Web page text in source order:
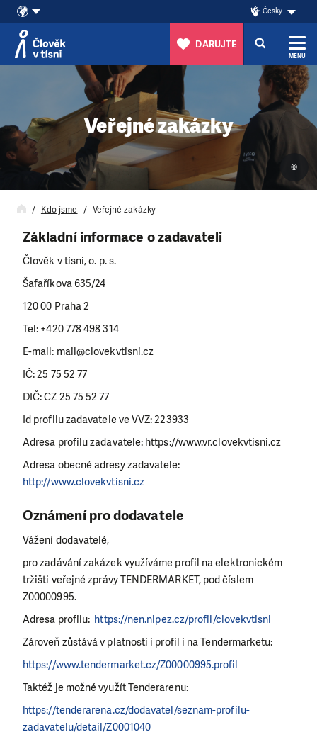
Přeskočit na obsah
Česky
DARUJTE
MENU
Veřejné zakázky
©
Kdo jsme Veřejné zakázky
Základní informace o zadavateli
Člověk v tísni, o. p. s.
Šafaříkova 635/24
120 00 Praha 2
Tel: +420 778 498 314
E-mail: mail@clovekvtisni.cz
IČ: 25 75 52 77
DIČ: CZ 25 75 52 77
Id profilu zadavatele ve VVZ: 223933
Adresa profilu zadavatele: https://www.vr.clovekvtisni.cz
Adresa obecné adresy zadavatele:
http://www.clovekvtisni.cz
Oznámení pro dodavatele
Vážení dodavatelé,
pro zadávání zakázek využíváme profil na elektronickém
tržišti veřejné zprávy TENDERMARKET, pod číslem
Z00000995.
Adresa profilu: https://nen.nipez.cz/profil/clovekvtisni
Zároveň zůstává v platnosti i profil i na Tendermarketu:
https://www.tendermarket.cz/Z00000995.profil
Taktéž je možné využít Tenderarenu:
https://tenderarena.cz/dodavatel/seznam-profilu-
zadavatelu/detail/Z0001040